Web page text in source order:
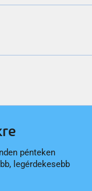
pénteken
legérdekesebb